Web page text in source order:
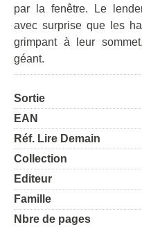
par la fenêtre. Le
avec surprise que les
grimpant à leur
géant.
Sortie
EAN
Réf. Lire Demain
Collection
Editeur
Famille
Nbre de pages